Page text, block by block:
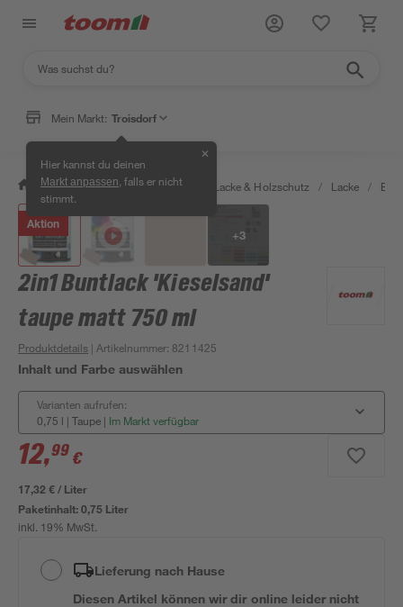
Mein Markt: Troisdorf
Hier kannst du deinen
Markt anpassen , falls er nicht
stimmt.
✕
/ Bauen & Renovieren / Farben, Lacke & Holzschutz / Lacke /
Aktion
+3
2in1 Buntlack 'Kieselsand'
taupe matt 750 ml
Produktdetails | Artikelnummer: 8211425
Inhalt und Farbe auswählen
Varianten aufrufen:
0,75 l | Taupe | Im Markt verfügbar
12,99 €
17,32 € / Liter
Paketinhalt:0,75 Liter
inkl. 19% MwSt.
Lieferung nach Hause
Diesen Artikel können wir dir online leider nicht